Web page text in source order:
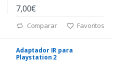
7,00€
Comparar Favoritos
Adaptador IR para
Playstation 2